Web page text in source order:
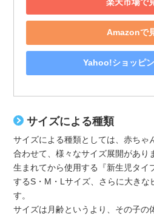
Amazonで
Yahoo!ショッピ
サイズによる種類
サイズによる種類としては、赤ちゃ
合わせて、様々なサイズ展開があり
生まれてから使用する『新生児タイ
するS・M・Lサイズ、さらに大きな
す。
サイズは月齢というより、その子の